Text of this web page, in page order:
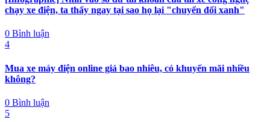
chạy xe điện, ta thấy ngay tại sao họ lại "chuyển đổi xanh"
0 Bình luận
4
Mua xe máy điện online giá bao nhiêu, có khuyến mãi nhiều
không?
0 Bình luận
5